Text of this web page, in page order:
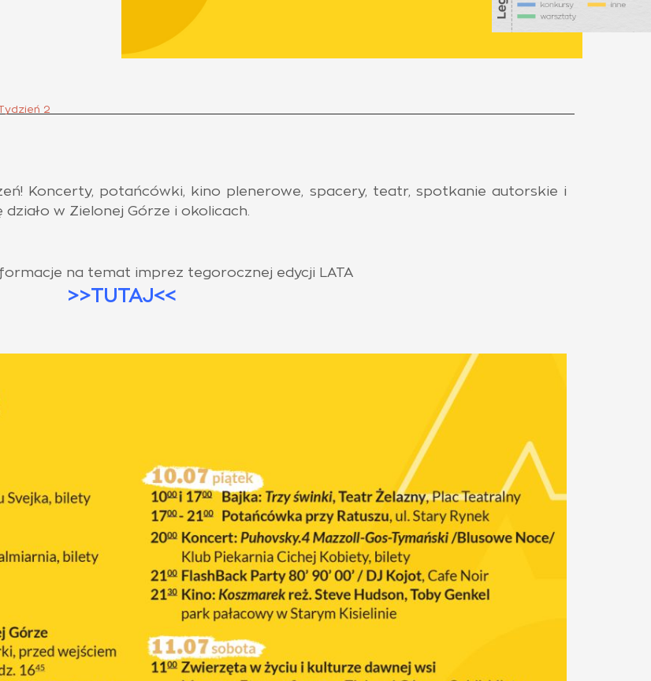
2
Koncerty, potańcówki, kino plenerowe, spacery, teatr, spotkanie autorskie i
w Zielonej Górze i okolicach.
na temat imprez tegorocznej edycji LATA
>>TUTAJ<<